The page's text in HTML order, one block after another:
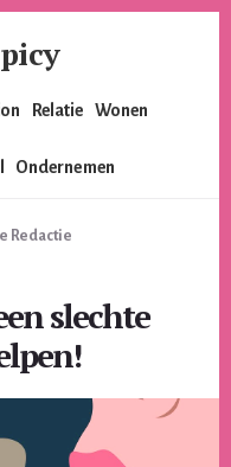
Relatie Wonen
Ondernemen
Redactie
slechte